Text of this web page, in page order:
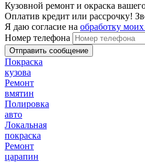
Кузовной ремонт и окраска
Оплатив кредит или рассрочку!
Я даю согласие на обработку
Номер телефона
Покраска
кузова
Ремонт
вмятин
Полировка
авто
Локальная
покраска
Ремонт
царапин